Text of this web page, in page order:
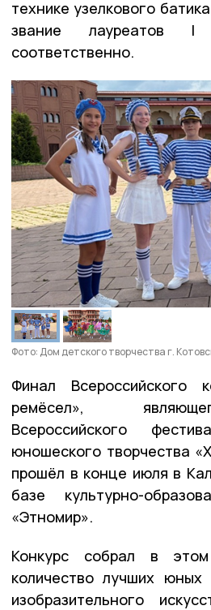
технике узелкового
звание
соответственно.
Фото: Дом детского творчества г.
Финал Всероссийского
ремёсел»,
Всероссийского
юношеского творчества
прошёл в конце июля в
базе культурно-
«Этномир».
Конкурс собрал в
количество лучших
изобразительного